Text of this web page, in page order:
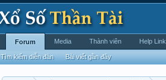
Forum
Tìm kiếm diễn đàn Bài viết gần đây
Media Thành viên Help